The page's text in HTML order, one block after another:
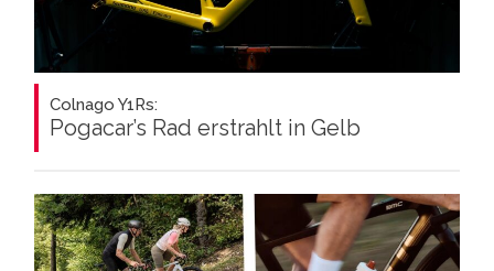
Colnago Y1Rs:
Pogacar’s Rad erstrahlt in Gelb